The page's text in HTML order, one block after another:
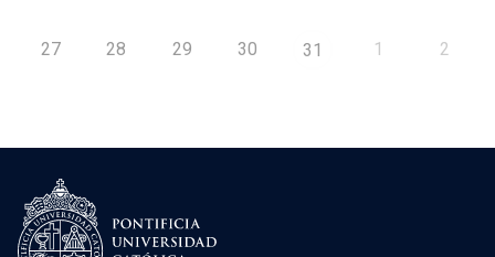
27 28 29 30 31 1 2